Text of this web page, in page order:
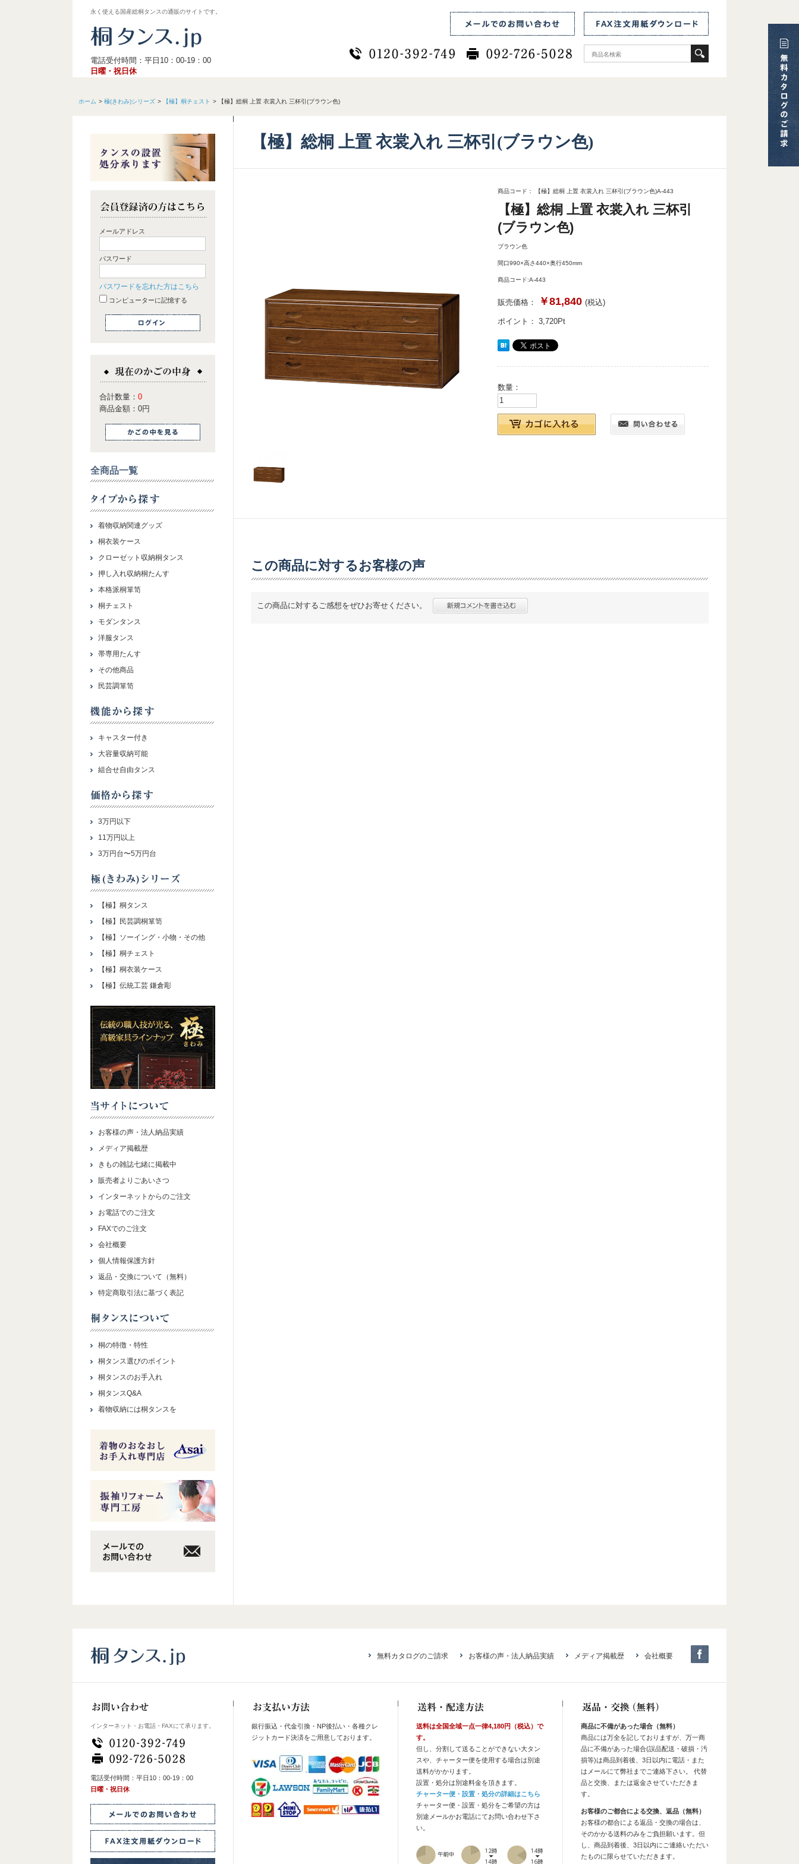
永く使える国産総桐タンスの通販のサイトです。
電話受付時間：平日10：00-19：00
日曜・祝日休
ホーム 極(きわみ)シリーズ 【極】桐チェスト 【極】総桐 上置 衣裳入れ 三杯引(ブラウン色)
メールアドレス
パスワード
パスワードを忘れた方はこちら
コンピューターに記憶する
合計数量： 0
商品金額： 0円
全商品一覧
着物収納関連グッズ
桐衣装ケース
クローゼット収納桐タンス
押し入れ収納桐たんす
本格派桐箪笥
桐チェスト
モダンタンス
洋服タンス
帯専用たんす
その他商品
民芸調箪笥
キャスター付き
大容量収納可能
組合せ自由タンス
3万円以下
11万円以上
3万円台〜5万円台
【極】桐タンス
【極】民芸調桐箪笥
【極】ソーイング・小物・その他
【極】桐チェスト
【極】桐衣装ケース
【極】伝統工芸 鎌倉彫
お客様の声・法人納品実績
メディア掲載歴
きもの雑誌七緒に掲載中
販売者よりごあいさつ
インターネットからのご注文
お電話でのご注文
FAXでのご注文
会社概要
個人情報保護方針
返品・交換について（無料）
特定商取引法に基づく表記
桐の特徴・特性
桐タンス選びのポイント
桐タンスのお手入れ
桐タンスQ&A
着物収納には桐タンスを
【極】総桐 上置 衣裳入れ 三杯引(ブラウン色)
商品コード： 【極】総桐 上置 衣裳入れ 三杯引(ブラウン色)A-443
【極】総桐 上置 衣裳入れ 三杯引
(ブラウン色)
ブラウン色
間口990×高さ440×奥行450mm
商品コード:A-443
販売価格： ￥81,840 (税込)
ポイント： 3,720Pt
数量：
この商品に対するお客様の声
この商品に対するご感想をぜひお寄せください。
無料カタログのご請求 お客様の声・法人納品実績 メディア掲載歴 会社概要
インターネット・お電話・FAXにて承ります。
電話受付時間：平日10：00-19：00
日曜・祝日休
銀行振込・代金引換・NP後払い・各種クレ
ジットカード決済をご用意しております。
送料は全国全域一点一律4,180円（税込）で
す。
但し、分割して送ることができない大タン
スや、チャーター便を使用する場合は別途
送料がかかります。
設置・処分は別途料金を頂きます。
チャーター便・設置・処分の詳細はこちら
チャーター便・設置・処分をご希望の方は
別途メールかお電話にてお問い合わせ下さ
い。
商品に不備があった場合（無料）
商品には万全を記しておりますが、万一商
品に不備があった場合(誤品配送・破損・汚
損等)は商品到着後、3日以内に電話・また
はメールにて弊社までご連絡下さい。 代替
品と交換、または返金させていただきま
す。
お客様のご都合による交換、返品（無料）
お客様の都合による返品・交換の場合は、
そのかかる送料のみをご負担願います。但
し、商品到着後、3日以内にご連絡いただい
たものに限らせていただきます。